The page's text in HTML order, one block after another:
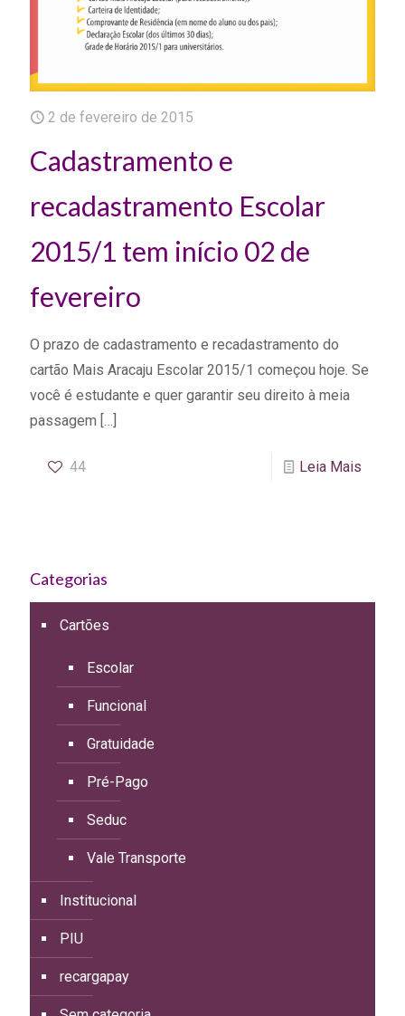
2 de fevereiro de 2015
Cadastramento e
recadastramento Escolar
2015/1 tem início 02 de
fevereiro
O prazo de cadastramento e recadastramento do
cartão Mais Aracaju Escolar 2015/1 começou hoje. Se
você é estudante e quer garantir seu direito à meia
passagem […]
44 Leia Mais
Categorias
Cartões
Escolar
Funcional
Gratuidade
Pré-Pago
Seduc
Vale Transporte
Institucional
PIU
recargapay